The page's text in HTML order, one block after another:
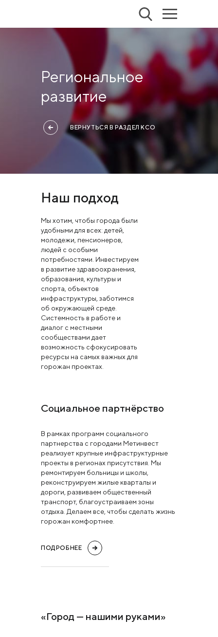
Региональное
развитие
ВЕРНУТЬСЯ В РАЗДЕЛ КСО
Наш подход
Мы хотим, чтобы города были
удобными для всех: детей,
молодежи, пенсионеров,
людей с особыми
потребностями. Инвестируем
в развитие здравоохранения,
образования, культуры и
спорта, объектов
инфраструктуры, заботимся
об окружающей среде.
Системность в работе и
диалог с местными
сообществами дает
возможность сфокусировать
ресурсы на самых важных для
горожан проектах.
Социальное партнёрство
В рамках программ социального
партнерства с городами Метинвест
реализует крупные инфраструктурные
проекты в регионах присутствия. Мы
ремонтируем больницы и школы,
реконструируем жилые кварталы и
дороги, развиваем общественный
транспорт, благоустраиваем зоны
отдыха. Делаем все, чтобы сделать жизнь
горожан комфортнее.
ПОДРОБНЕЕ
«Город — нашими руками»